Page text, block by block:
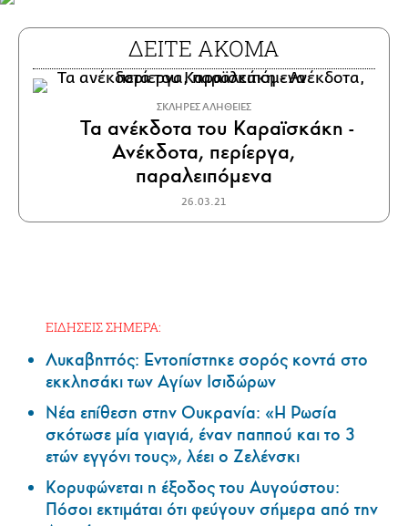
ΔΕΙΤΕ ΑΚΟΜΑ
ΣΚΛΗΡΕΣ ΑΛΗΘΕΙΕΣ
Τα ανέκδοτα του Καραϊσκάκη -
Ανέκδοτα, περίεργα,
παραλειπόμενα
26.03.21
ΕΙΔΗΣΕΙΣ ΣΗΜΕΡΑ:
Λυκαβηττός: Εντοπίστηκε σορός κοντά στο
εκκλησάκι των Αγίων Ισιδώρων
Νέα επίθεση στην Ουκρανία: «Η Ρωσία
σκότωσε μία γιαγιά, έναν παππού και το 3
ετών εγγόνι τους», λέει ο Ζελένσκι
Κορυφώνεται η έξοδος του Αυγούστου:
Πόσοι εκτιμάται ότι φεύγουν σήμερα από την